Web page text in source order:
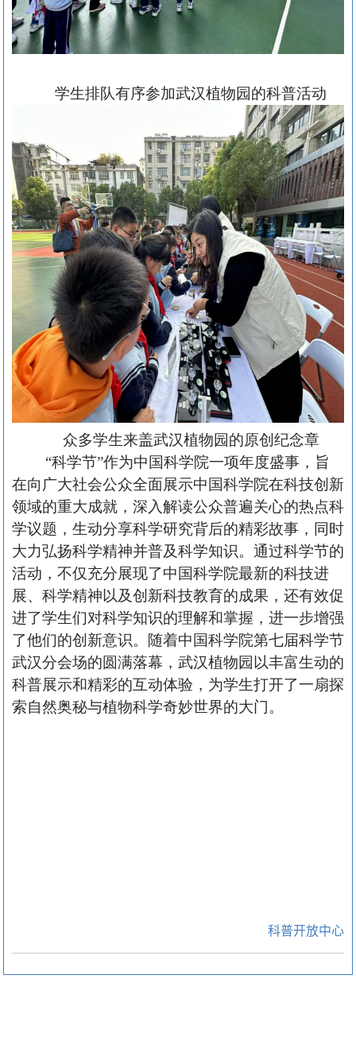
学生排队有序参加武汉植物园的科普活动
众多学生来盖武汉植物园的原创纪念章
“科学节”作为中国科学院一项年度盛事，旨
在向广大社会公众全面展示中国科学院在科技创新
领域的重大成就，深入解读公众普遍关心的热点科
学议题，生动分享科学研究背后的精彩故事，同时
大力弘扬科学精神并普及科学知识。通过科学节的
活动，不仅充分展现了中国科学院最新的科技进
展、科学精神以及创新科技教育的成果，还有效促
进了学生们对科学知识的理解和掌握，进一步增强
了他们的创新意识。随着中国科学院第七届科学节
武汉分会场的圆满落幕，武汉植物园以丰富生动的
科普展示和精彩的互动体验，为学生打开了一扇探
索自然奥秘与植物科学奇妙世界的大门。
科普开放中心